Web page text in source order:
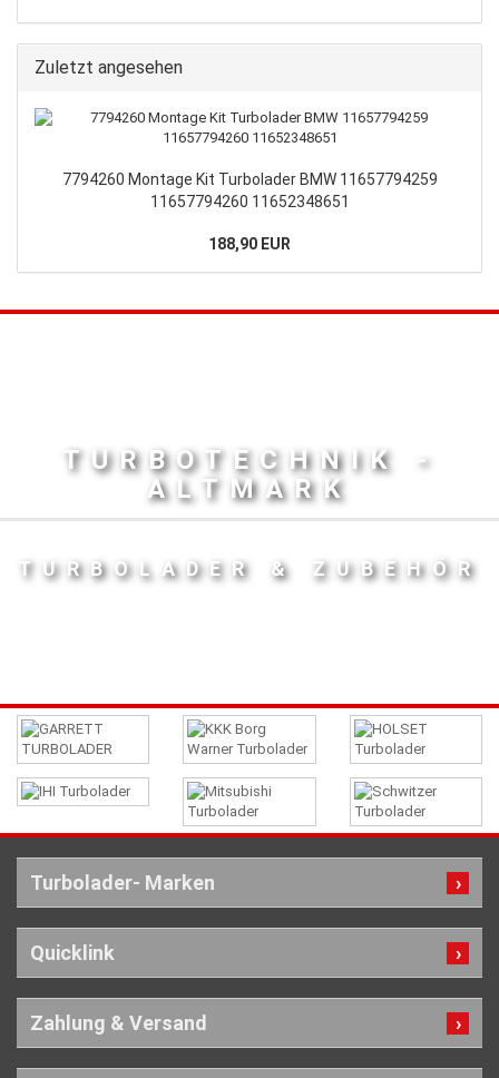
Zuletzt angesehen
7794260 Montage Kit Turbolader BMW 11657794259
11657794260 11652348651
188,90 EUR
TURBOTECHNIK -
ALTMARK
TURBOLADER & ZUBEHÖR
Turbolader- Marken
Quicklink
Zahlung & Versand